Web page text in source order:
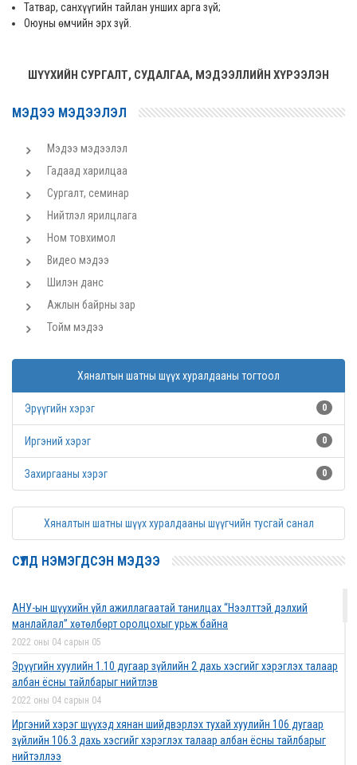
Татвар, санхүүгийн тайлан унших арга зүй;
Оюуны өмчийн эрх зүй.
ШҮҮХИЙН СУРГАЛТ, СУДАЛГАА, МЭДЭЭЛЛИЙН ХҮРЭЭЛЭН
МЭДЭЭ МЭДЭЭЛЭЛ
Мэдээ мэдээлэл
Гадаад харилцаа
Сургалт, семинар
Нийтлэл ярилцлага
Ном товхимол
Видео мэдээ
Шилэн данс
Ажлын байрны зар
Тойм мэдээ
Хяналтын шатны шүүх хуралдааны тогтоол
Эрүүгийн хэрэг 0
Иргэний хэрэг 0
Захиргааны хэрэг 0
Хяналтын шатны шүүх хуралдааны шүүгчийн тусгай санал
СҮҮЛД НЭМЭГДСЭН МЭДЭЭ
АНУ-ын шүүхийн үйл ажиллагаатай танилцах “Нээлттэй дэлхий
манлайлал” хөтөлбөрт оролцохыг урьж байна
2022 оны 04 сарын 05
Эрүүгийн хуулийн 1.10 дугаар зүйлийн 2 дахь хэсгийг хэрэглэх талаар
албан ёсны тайлбарыг нийтлэв
2022 оны 04 сарын 04
Иргэний хэрэг шүүхэд хянан шийдвэрлэх тухай хуулийн 106 дугаар
зүйлийн 106.3 дахь хэсгийг хэрэглэх талаар албан ёсны тайлбарыг
нийтэллээ